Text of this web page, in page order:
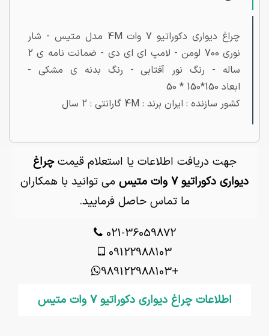
چراغ دیواری دکوراتیو 7 وات 4M مدل متیس - شار
نوری 700 لومن - لامپ ای ای دی - ضمانت نامه ی 2
ساله - رنگ نور آفتابی - رنگ بدنه ی مشکی -
ابعاد 150*150 * 50
کشور سازنده : ایران برند : 4M گارانتی : 2 سال
جهت دریافت اطلاعات یا استعلام قیمتچراغ
دیواری دکوراتیو 7 وات متیس
می توانید با همکاران
ما تماس حاصل فرمایید.
021-36059872
09122988103
+989122988103
اطلاعات چراغ دیواری دکوراتیو 7 وات متیس